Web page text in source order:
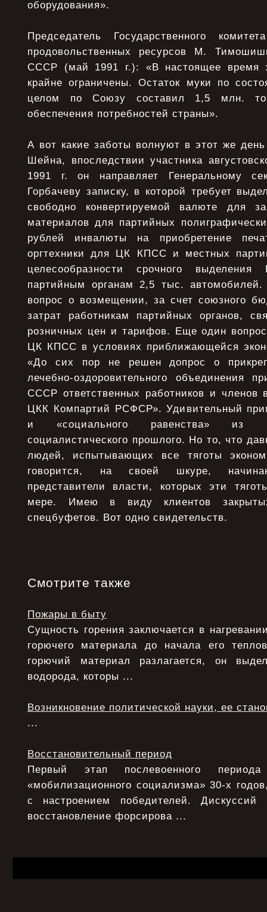
оборудования».
Председатель Государственного
продовольственных ресурсов М.
СССР (май 1991 г.): «В настоящее время
крайне ограничены. Остаток муки по
целом по Союзу составил 1,5 млн.
обеспечения потребностей страны».
А вот какие заботы волнуют в этот же
Шейна, впоследствии участника
1991 г. он направляет Генеральному
Горбачеву записку, в которой требует
свободно конвертируемой валюте для
материалов для партийных
рублей инвалюты на приобретение
оргтехники для ЦК КПСС и местных
целесообразности срочного
партийным органам 2,5 тыс.
вопрос о возмещении, за счет союзного
затрат работникам партийных органов,
розничных цен и тарифов. Еще один
ЦК КПСС в условиях приближающейся
«До сих пор не решен допрос о
лечебно-оздоровительного объединения
СССР ответственных работников и членов
ЦКК Компартий РСФСР». Удивительный
и «социального равенства» из
социалистического прошлого. Но то, что
людей, испытывающих все тяготы
говорится, на своей шкуре,
представители власти, которых эти
мере. Имею в виду клиентов
спецбуфетов. Вот одно свидетельств.
Смотрите также
Пожары в быту
Сущность горения заключается в
горючего материала до начала его
горючий материал разлагается, он
водорода, которы ...
Возникновение политической науки, ее
...
Восстановительный период
Первый этап послевоенного
«мобилизационного социализма» 30-х
с настроением победителей.
восстановление форсирова ...